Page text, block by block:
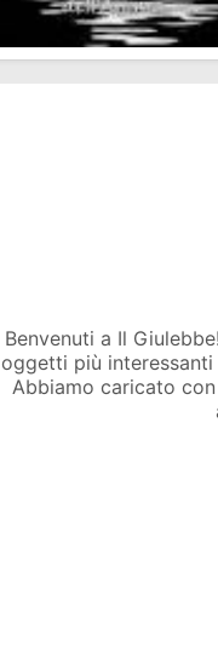
Benvenuti a Il
oggetti più
Abbiamo caricato